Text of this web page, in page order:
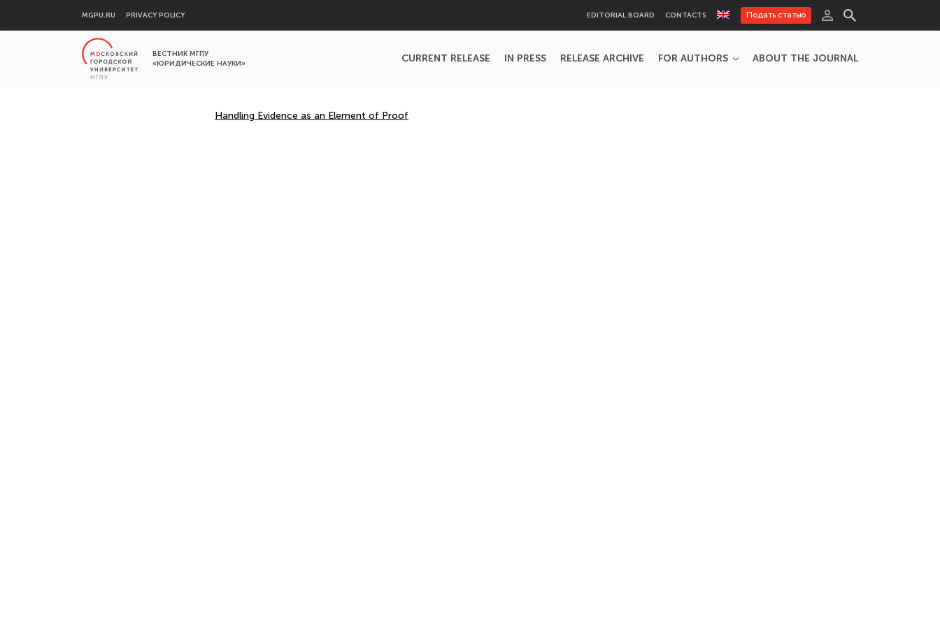
MGPU.RU PRIVACY POLICY EDITORIAL BOARD CONTACTS Подать статью
ВЕСТНИК МГПУ
«ЮРИДИЧЕСКИЕ НАУКИ»
CURRENT RELEASE IN PRESS RELEASE ARCHIVE FOR AUTHORS ABOUT THE JOURNAL
Handling Evidence as an Element of Proof